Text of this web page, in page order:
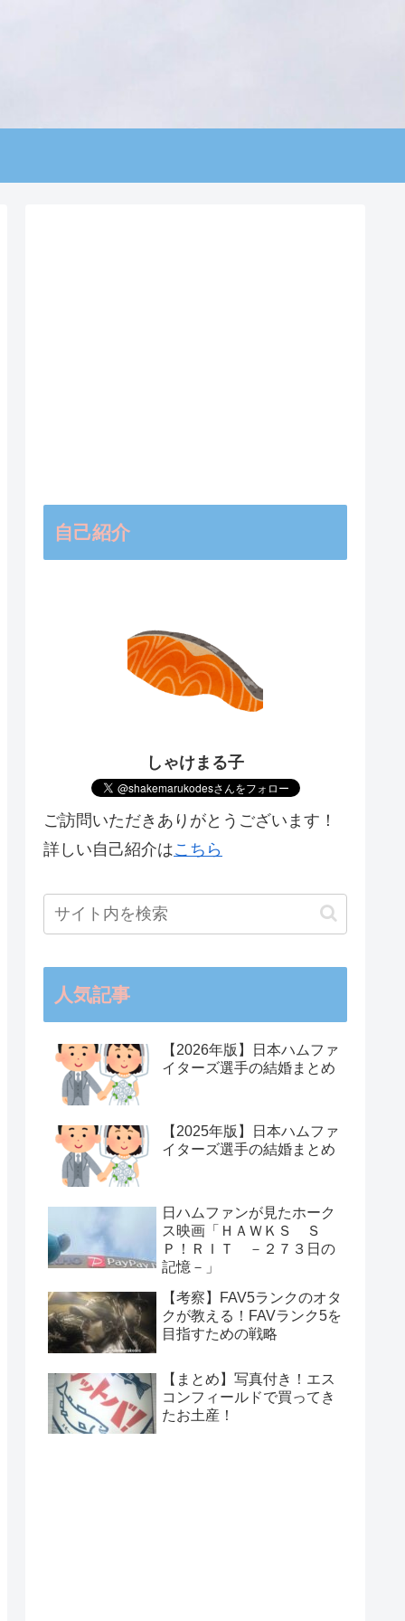
自己紹介
しゃけまる子
ご訪問いただきありがとうございます！
詳しい自己紹介はこちら
人気記事
【2026年版】日本ハムファ
イターズ選手の結婚まとめ
【2025年版】日本ハムファ
イターズ選手の結婚まとめ
日ハムファンが見たホーク
ス映画「ＨＡＷＫＳ Ｓ
Ｐ！ＲＩＴ －２７３日の
記憶－」
【考察】FAV5ランクのオタ
クが教える！FAVランク5を
目指すための戦略
【まとめ】写真付き！エス
コンフィールドで買ってき
たお土産！